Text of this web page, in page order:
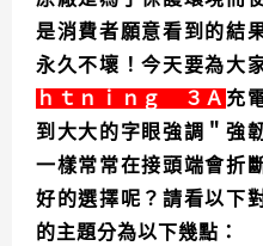
是消費者願意看到的結
永久不壞！今天要為大
ｈｔｎｉｎｇ ３Ａ 充
到大大的字眼強調＂強
一樣常常在接頭端會折
好的選擇呢？請看以下
的主題分為以下幾點：